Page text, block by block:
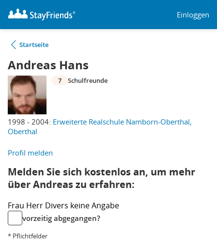
Einloggen
Startseite
Andreas Hans
1998 - 2004: Erweiterte Realschule Namborn-Oberthal,
Oberthal
7 Schulfreunde
Profil melden
Melden Sie sich kostenlos an, um mehr
über Andreas zu erfahren:
Frau Herr Divers keine Angabe
vorzeitig abgegangen?
* Pflichtfelder